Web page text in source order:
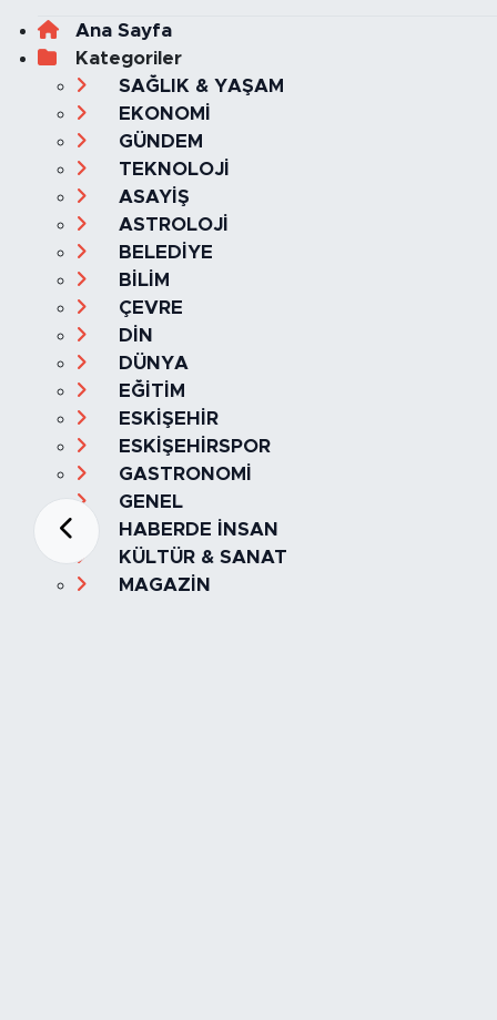
Ana Sayfa
Kategoriler
SAĞLIK & YAŞAM
EKONOMİ
GÜNDEM
TEKNOLOJİ
ASAYİŞ
ASTROLOJİ
BELEDİYE
BİLİM
ÇEVRE
DİN
DÜNYA
EĞİTİM
ESKİŞEHİR
ESKİŞEHİRSPOR
GASTRONOMİ
GENEL
HABERDE İNSAN
KÜLTÜR & SANAT
MAGAZİN